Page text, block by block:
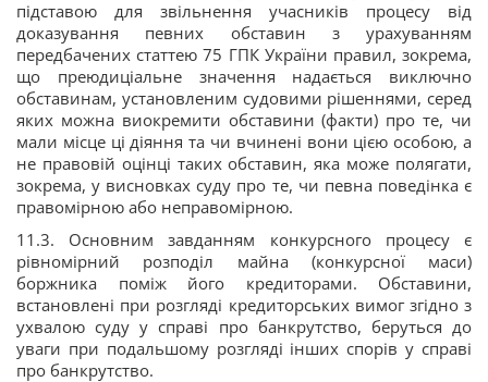
підставою для звільнення учасників процесу від
доказування певних обставин з урахуванням
передбачених статтею 75 ГПК України правил, зокрема,
що преюдиціальне значення надається виключно
обставинам, установленим судовими рішеннями, серед
яких можна виокремити обставини (факти) про те, чи
мали місце ці діяння та чи вчинені вони цією особою, а
не правовій оцінці таких обставин, яка може полягати,
зокрема, у висновках суду про те, чи певна поведінка є
правомірною або неправомірною.
11.3. Основним завданням конкурсного процесу є
рівномірний розподіл майна (конкурсної маси)
боржника поміж його кредиторами. Обставини,
встановлені при розгляді кредиторських вимог згідно з
ухвалою суду у справі про банкрутство, беруться до
уваги при подальшому розгляді інших спорів у справі
про банкрутство.